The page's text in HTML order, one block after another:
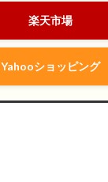
楽天市場
Yahooショッピング